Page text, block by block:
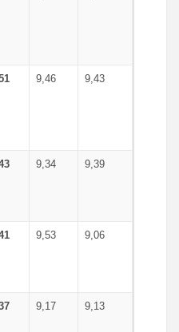
9,46 9,43
9,34 9,39
9,53 9,06
9,17 9,13